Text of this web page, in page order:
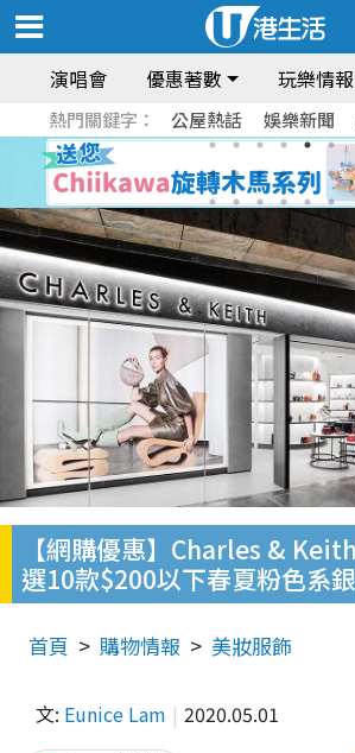
演唱會 優惠著數 玩樂情報
熱門關鍵字： 公屋熱話 娛樂新聞
【網購優惠】Charles &
選10款$200以下春夏粉色系
首頁 購物情報 美妝服飾
文: Eunice Lam 2020.05.01